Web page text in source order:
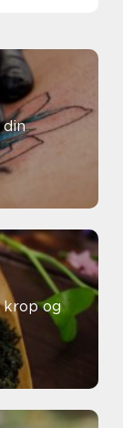
din
krop og